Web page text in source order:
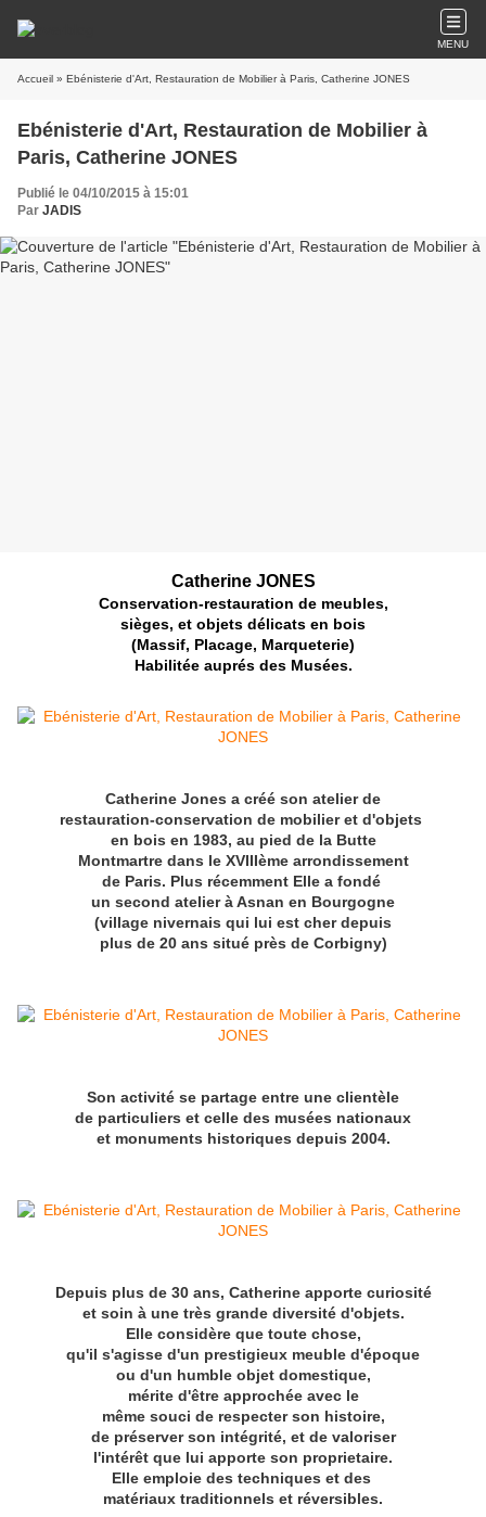
MENU
Accueil » Ebénisterie d'Art, Restauration de Mobilier à Paris, Catherine JONES
Ebénisterie d'Art, Restauration de Mobilier à
Paris, Catherine JONES
Publié le 04/10/2015 à 15:01
Par JADIS
Catherine JONES
Conservation-restauration de meubles,
sièges, et objets délicats en bois
(Massif, Placage, Marqueterie)
Habilitée auprés des Musées.
Catherine Jones a créé son atelier de
restauration-conservation de mobilier et d'objets
en bois en 1983, au pied de la Butte
Montmartre dans le XVIIIème arrondissement
de Paris. Plus récemment Elle a fondé
un second atelier à Asnan en Bourgogne
(village nivernais qui lui est cher depuis
plus de 20 ans situé près de Corbigny)
Son activité se partage entre une clientèle
de particuliers et celle des musées nationaux
et monuments historiques depuis 2004.
Depuis plus de 30 ans, Catherine apporte curiosité
et soin à une très grande diversité d'objets.
Elle considère que toute chose,
qu'il s'agisse d'un prestigieux meuble d'époque
ou d'un humble objet domestique,
mérite d'être approchée avec le
même souci de respecter son histoire,
de préserver son intégrité, et de valoriser
l'intérêt que lui apporte son proprietaire.
Elle emploie des techniques et des
matériaux traditionnels et réversibles.